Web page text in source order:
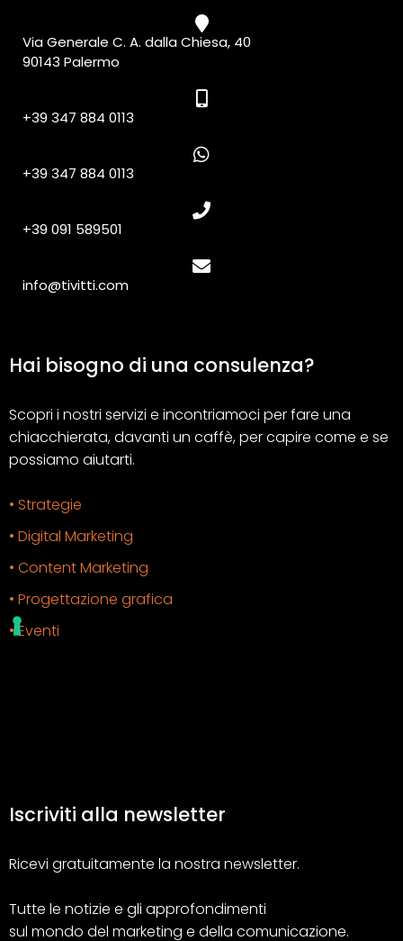
Via Generale C. A. dalla Chiesa, 40
90143 Palermo
+39 347 884 0113
+39 347 884 0113
+39 091 589501
info@tivitti.com
Hai bisogno di una consulenza?
Scopri i nostri servizi e incontriamoci per fare una
chiacchierata, davanti un caffè, per capire come e se
possiamo aiutarti.
• Strategie
• Digital Marketing
• Content Marketing
• Progettazione grafica
• Eventi
Iscriviti alla newsletter
Ricevi gratuitamente la nostra newsletter.
Tutte le notizie e gli approfondimenti
sul mondo del marketing e della comunicazione.